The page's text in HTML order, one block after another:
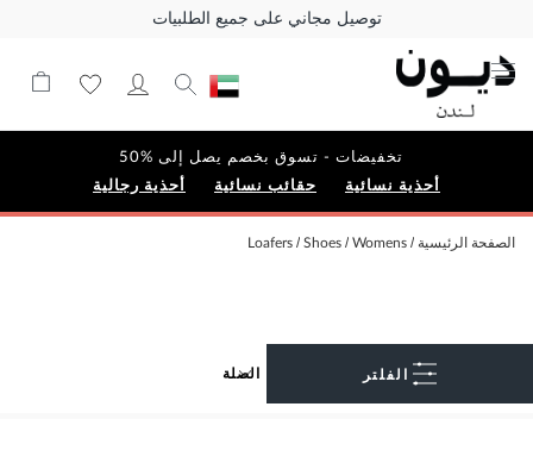
توصيل مجاني على جميع الطلبيات
تخفيضات - تسوق بخصم يصل إلى %50
أحذية نسائية حقائب نسائية أحذية رجالية
الصفحة الرئيسية Womens
Shoes
Loafers
الفلتر